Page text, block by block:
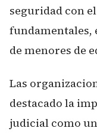
seguridad con
fundamentales,
de menores de
Las
destacado la
judicial como